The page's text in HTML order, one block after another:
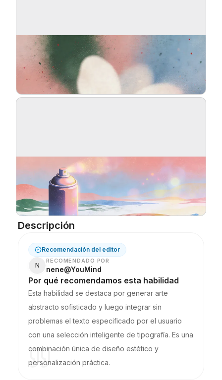
Descargar
Blog
Actualizaciones
Descripción
Recomendación del editor
N
RECOMENDADO POR
nene@YouMind
Por qué recomendamos esta habilidad
Esta habilidad se destaca por generar arte
abstracto sofisticado y luego integrar sin
problemas el texto especificado por el usuario
con una selección inteligente de tipografía. Es una
combinación única de diseño estético y
personalización práctica.